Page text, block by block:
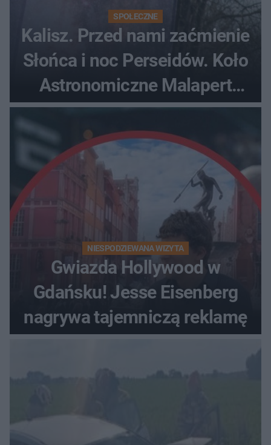
SPOŁECZNE
Kalisz. Przed nami zaćmienie
Słońca i noc Perseidów. Koło
Astronomiczne Malapert
zaprasza na wspólne
obserwacje
NIESPODZIEWANA WIZYTA
Gwiazda Hollywood w
Gdańsku! Jesse Eisenberg
nagrywa tajemniczą reklamę